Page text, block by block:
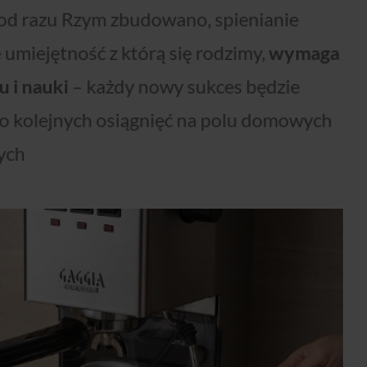
razu Rzym zbudowano, spienianie
z którą się rodzimy, wymaga
i nauki – każdy nowy sukces będzie
kolejnych osiągnięć na polu domowych